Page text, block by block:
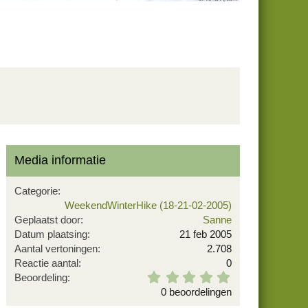
Media informatie
Categorie
WeekendWinterHike (18-21-02-2005)
Geplaatst door
Sanne
Datum plaatsing
21 feb 2005
Aantal vertoningen
2.708
Reactie aantal
0
Beoordeling
,
0 beoordelingen